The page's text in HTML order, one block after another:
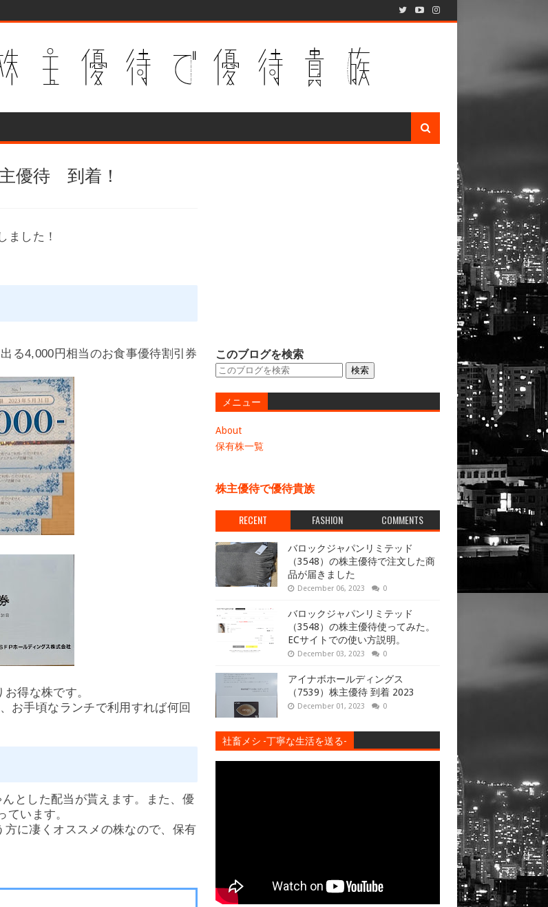
優待 到着！
ました！
る4,000円相当のお食事優待割引券
得な株です。
お手頃なランチで利用すれば何回
とした配当が貰えます。また、優
います。
に凄くオススメの株なので、保有
このブログを検索
メニュー
About
保有株一覧
株主優待で優待貴族
RECENT FASHION COMMENTS
バロックジャパンリミテッド
（3548）の株主優待で注文した商
品が届きました
December 06, 2023 0
バロックジャパンリミテッド
（3548）の株主優待使ってみた。
ECサイトでの使い方説明。
December 03, 2023 0
アイナボホールディングス
（7539）株主優待 到着 2023
December 01, 2023 0
社畜メシ -丁寧な生活を送る-